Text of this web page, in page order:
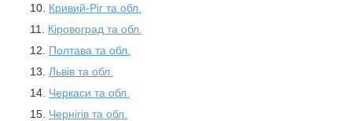
Кривий-Ріг та обл.
Кіровоград та обл.
Полтава та обл.
Львів та обл.
Черкаси та обл.
Чернігів та обл.